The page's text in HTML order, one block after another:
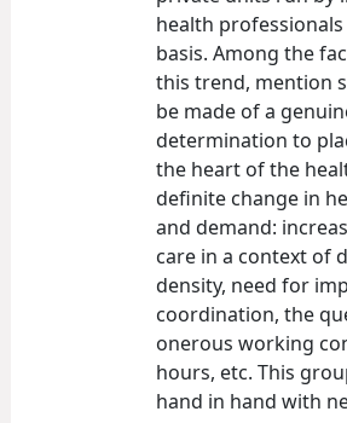
health
basis. Among the
this trend, mention
be made of a
determination to
the heart of the
definite change in
and demand:
care in a context of
density, need for
coordination, the
onerous working
hours, etc. This
hand in hand with